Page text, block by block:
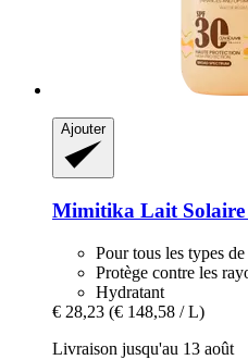
Ajouter
Mimitika Lait Solaire
Pour tous les types de
Protège contre les
Hydratant
€ 28,23 (€ 148,58 / L)
Livraison jusqu'au 13 août